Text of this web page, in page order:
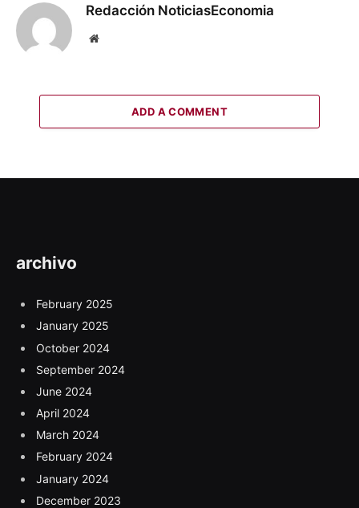
Redacción NoticiasEconomia
Website
ADD A COMMENT
archivo
February 2025
January 2025
October 2024
September 2024
June 2024
April 2024
March 2024
February 2024
January 2024
December 2023